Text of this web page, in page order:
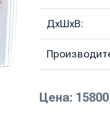
ДхШхВ:
Цена: